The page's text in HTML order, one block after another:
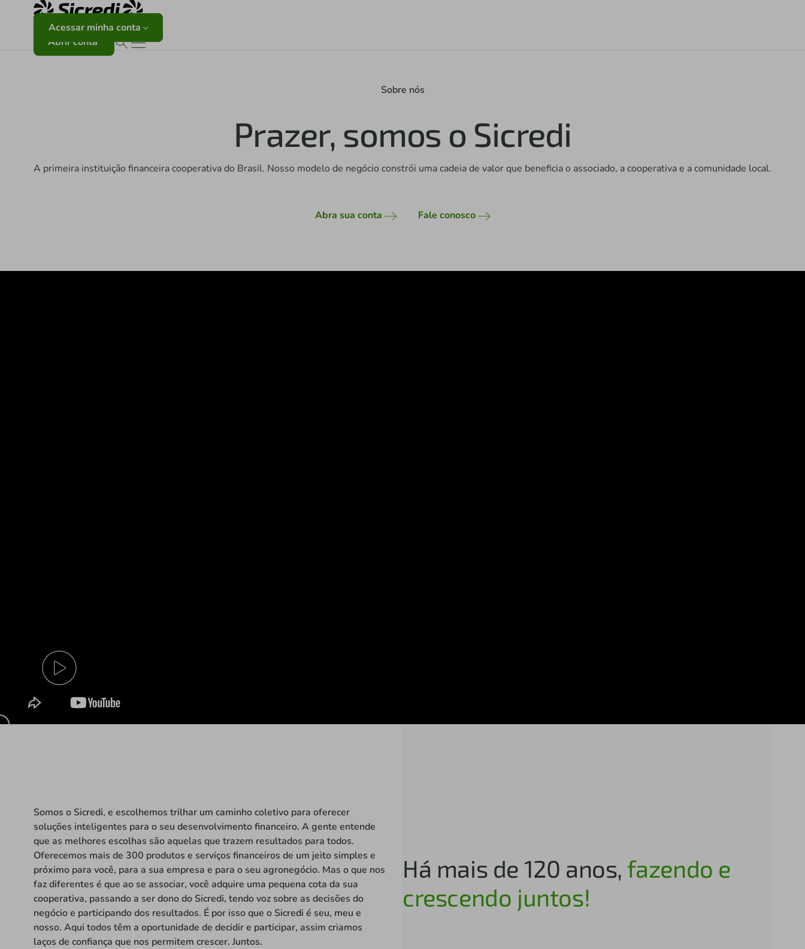
Acessar minha conta
Abrir conta
Sobre nós
Prazer, somos o Sicredi
A primeira instituição financeira cooperativa do Brasil. Nosso modelo de negócio constrói uma cadeia de valor que beneficia o associado, a cooperativa e a comunidade local.
Abra sua conta Fale conosco
Somos o Sicredi, e escolhemos trilhar um caminho coletivo para oferecer
soluções inteligentes para o seu desenvolvimento financeiro. A gente entende
que as melhores escolhas são aquelas que trazem resultados para todos.
Oferecemos mais de 300 produtos e serviços financeiros de um jeito simples e
próximo para você, para a sua empresa e para o seu agronegócio. Mas o que nos
faz diferentes é que ao se associar, você adquire uma pequena cota da sua
cooperativa, passando a ser dono do Sicredi, tendo voz sobre as decisões do
negócio e participando dos resultados. É por isso que o Sicredi é seu, meu e
nosso. Aqui todos têm a oportunidade de decidir e participar, assim criamos
laços de confiança que nos permitem crescer. Juntos.
Há mais de 120 anos, fazendo e
crescendo juntos!